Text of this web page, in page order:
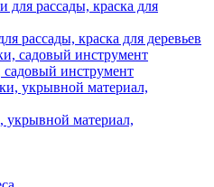
рассады, краска для деревьев
инструмент
материал,